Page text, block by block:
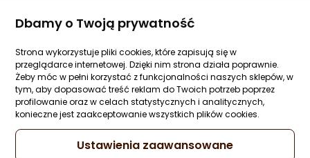
Dbamy o Twoją prywatność
Strona wykorzystuje pliki cookies, które zapisują się w
przeglądarce internetowej. Dzięki nim strona działa poprawnie.
Żeby móc w pełni korzystać z funkcjonalności naszych sklepów, w
tym, aby dopasować treść reklam do Twoich potrzeb poprzez
profilowanie oraz w celach statystycznych i analitycznych,
konieczne jest zaakceptowanie wszystkich plików cookies.
Ustawienia zaawansowane